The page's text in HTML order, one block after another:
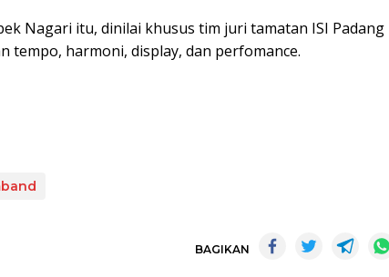
Nagari itu, dinilai khusus tim juri tamatan ISI Padang
tempo, harmoni, display, dan perfomance.
BAGIKAN